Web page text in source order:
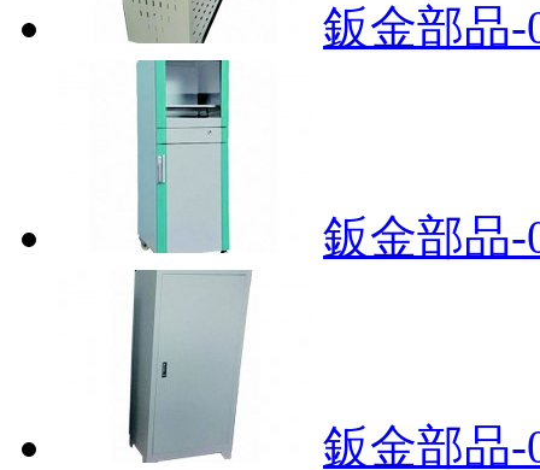
鈑金部品-
鈑金部品-
鈑金部品-